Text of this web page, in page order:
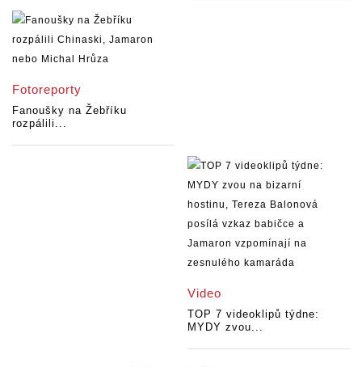
Fotoreporty
Fanoušky na Žebříku
rozpálili...
Video
TOP 7 videoklipů týdne:
MYDY zvou...